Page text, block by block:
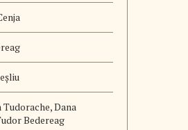
Tudorache, Dana
Bedereag